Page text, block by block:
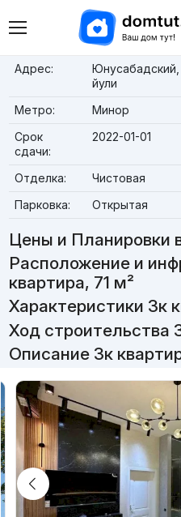
Адрес:
йули
Метро:
Минор
Срок
сдачи:
2022-01-01
Отделка:
Чистовая
Парковка:
Открытая
Цены и Планировки
Расположение и
квартира, 71 м²
Характеристики 3к
Ход строительства
Описание 3к